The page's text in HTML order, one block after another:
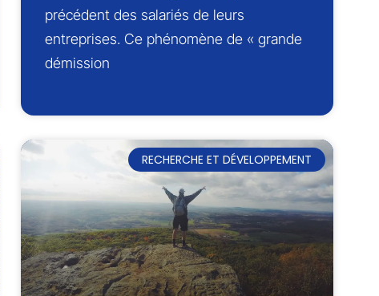
précédent des salariés de leurs
entreprises. Ce phénomène de « grande
démission
RECHERCHE ET DÉVELOPPEMENT